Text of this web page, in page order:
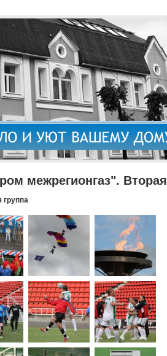
межрегионгаз". Вторая
группа